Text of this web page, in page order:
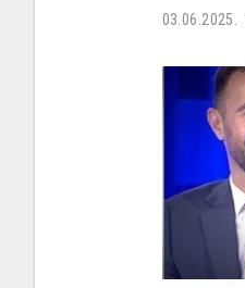
03.06.2025.